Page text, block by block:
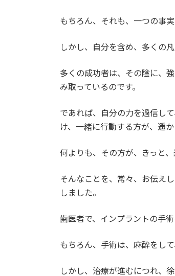
もちろん、それも、一つの事実
しかし、自分を含め、多くの
多くの成功者は、その陰に、
み取っているのです。
であれば、自分の力を過信し
け、一緒に行動する方が、遥
何よりも、その方が、きっと、
そんなことを、常々、お伝え
しました。
歯医者で、インプラントの手
もちろん、手術は、麻酔をして
しかし、治療が進むにつれ、